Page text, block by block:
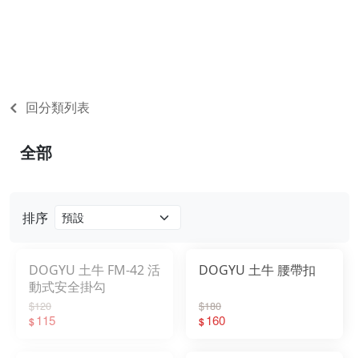
回分類列表
排序
DOGYU 土牛 FM-42 活
動式安全掛勾
$120
$115
DOGYU 土牛 腰帶扣
$180
$160
全部